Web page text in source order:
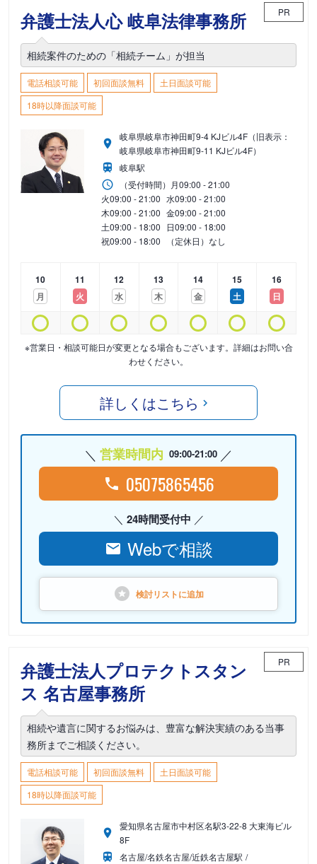
弁護士法人心 岐阜法律事務所 PR
相続案件のための「相続チーム」が担当
電話相談可能 初回面談無料
土日面談可能
18時以降面談可能
岐阜県岐阜市神田町9-4 KJビル4F（旧表示：
岐阜県岐阜市神田町9-11 KJビル4F）
岐阜駅
（受付時間） 月09:00 - 21:00
火09:00 - 21:00 水09:00 - 21:00
木09:00 - 21:00 金09:00 - 21:00
土09:00 - 18:00 日09:00 - 18:00
祝09:00 - 18:00 （定休日）なし
10
月
11
火
12
水
13
木
14
金
15
土
16
日
※営業日・相談可能日が変更となる場合もございます。詳細はお問い合
わせください。
詳しくはこちら
営業時間内 09:00-21:00
05075865456
24時間受付中
Webで相談
検討リストに追加
弁護士法人プロテクトスタン
ス 名古屋事務所
PR
相続や遺言に関するお悩みは、豊富な解決実績のある当事
務所までご相談ください。
電話相談可能 初回面談無料
土日面談可能
18時以降面談可能
愛知県名古屋市中村区名駅3-22-8 大東海ビル
8F
名古屋/名鉄名古屋/近鉄名古屋駅